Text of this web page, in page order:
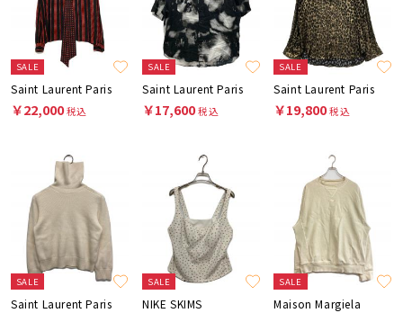
SALE
Saint Laurent Paris
￥22,000税込
SALE
Saint Laurent Paris
￥17,600税込
SALE
Saint Laurent Paris
￥19,800税込
SALE
Saint Laurent Paris
SALE
NIKE SKIMS
SALE
Maison Margiela